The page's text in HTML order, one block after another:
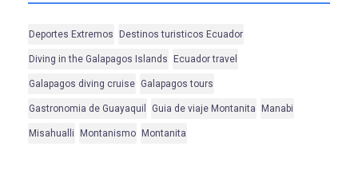
Deportes Extremos Destinos turisticos Ecuador
Diving in the Galapagos Islands Ecuador travel
Galapagos diving cruise Galapagos tours
Gastronomia de Guayaquil Guia de viaje Montanita Manabi
Misahualli Montanismo Montanita